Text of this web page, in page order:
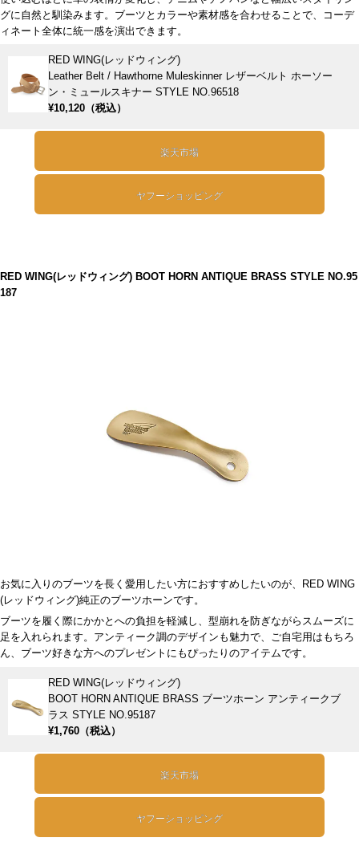
グに自然と馴染みます。ブーツとカラーや素材感を合わせることで、コーデ
ィネート全体に統一感を演出できます。
RED WING(レッドウィング)
Leather Belt / Hawthorne Muleskinner レザーベルト ホーソー
ン・ミュールスキナー STYLE NO.96518
¥10,120（税込）
楽天市場
ヤフーショッピング
RED WING(レッドウィング) BOOT HORN ANTIQUE BRASS STYLE NO.95
187
お気に入りのブーツを長く愛用したい方におすすめしたいのが、RED WING
(レッドウィング)純正のブーツホーンです。
ブーツを履く際にかかとへの負担を軽減し、型崩れを防ぎながらスムーズに
足を入れられます。アンティーク調のデザインも魅力で、ご自宅用はもちろ
ん、ブーツ好きな方へのプレゼントにもぴったりのアイテムです。
RED WING(レッドウィング)
BOOT HORN ANTIQUE BRASS ブーツホーン アンティークブ
ラス STYLE NO.95187
¥1,760（税込）
楽天市場
ヤフーショッピング